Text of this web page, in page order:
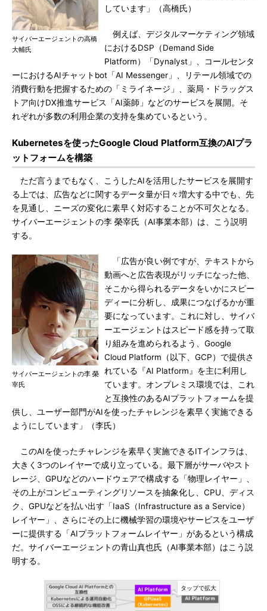
サイバーエージェントの高橋
大輔氏
しています」（高橋氏）
例えば、デジタルマーケティング領域
におけるDSP（Demand Side
Platform）「Dynalyst」、コールセンタ
ーにおけるAIチャットbot「AI Messenger」、リテール領域での
消費行動を把握するための「ミライネージ」、薬局・ドラッグス
トア向けDX推進サービス「AI薬師」などのサービスを展開。そ
れぞれが多数の利用企業の支持を集めているという。
Kubernetesを使ったGoogle Cloud Platform互換のAIプラ
ットフォームを構築
ただ言うまでもなく、こうしたAIを活用したサービスを展開す
る上では、広告などに関するデータ量が日々増大する中でも、先
を見通し、ニーズの変化に素早く対応することが不可欠となる。
サイバーエージェントの李 榮宰氏（AI事業本部）は、こう説明
する。
サイバーエージェントの李 榮
宰氏
「広告が良い例ですが、テキストから
動画へと広告表現がリッチになった他、
そこから得られるデータをいかにスピー
ディーに分析し、成果につなげるかが重
要になっています。これに対し、サイバ
ーエージェントはスピード感を持って取
り組みを進められるよう、Google
Cloud Platform（以下、GCP）で提供さ
れている『AI Platform』を主に利用し
ています。オンプレミス環境では、これ
と互換性のあるAIプラットフォームを提
供し、ユーザー部門がAIを使ったチャレンジを素早く実施できる
ようにしています」（李氏）
このAIを使ったチャレンジを素早く実施できるITインフラは、
大きく3つのレイヤーで成り立っている。最下層がサーバやスト
レージ、GPUなどのハードウェアで構成する「物理レイヤー」、
その上がコンピューティングリソースを抽象化し、CPU、ディス
ク、GPUなどを払い出す「IaaS（Infrastructure as a Service）
レイヤー」、さらにその上に機械学習の環境やサービスをユーザ
ーに提供する「AIプラットフォームレイヤー」があるという構成
だ。サイバーエージェントの青山真也氏（AI事業本部）はこう説
明する。